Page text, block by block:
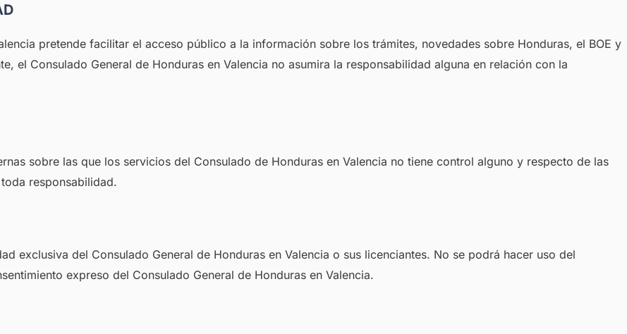
pretende facilitar el acceso público a la información sobre los trámites, novedades sobre Honduras, el BOE y
el Consulado General de Honduras en Valencia no asumira la responsabilidad alguna en relación con la
sobre las que los servicios del Consulado de Honduras en Valencia no tiene control alguno y respecto de las
responsabilidad.
exclusiva del Consulado General de Honduras en Valencia o sus licenciantes. No se podrá hacer uso del
expreso del Consulado General de Honduras en Valencia.